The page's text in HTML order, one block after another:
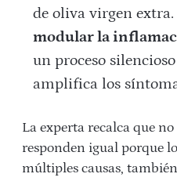
de oliva virgen
modular la
un proceso
amplifica los
La experta recalca que
responden igual porque
múltiples causas,